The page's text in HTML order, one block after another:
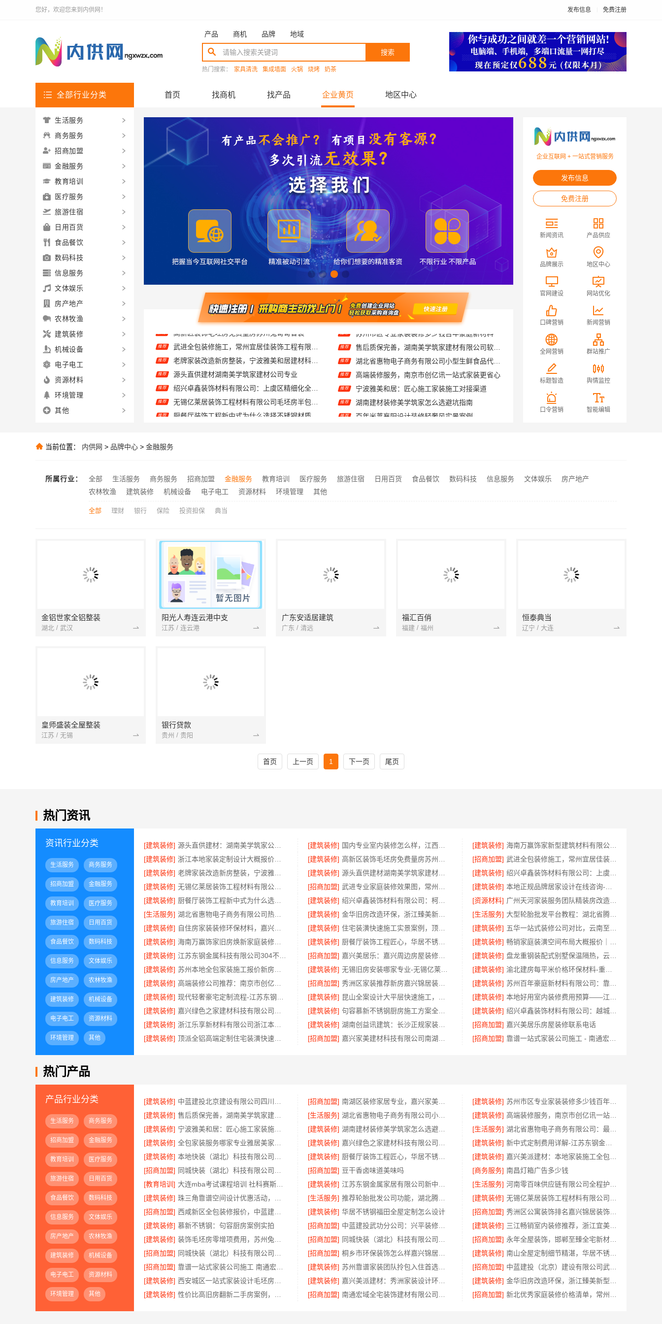
您好，欢迎您来到内供网！ 发布信息 免费注册
产品 商机 品牌 地域
搜索
热门搜索： 家具清洗 集成墙面 火锅 烧烤 奶茶
全部行业分类 首页 找商机 找产品 企业黄页 地区中心
推荐
推荐 老牌家装改造新房整装，宁波雅美和居建材科技有限公司
推荐 源头直供建材湖南美学筑家建材公司专业
推荐
推荐 无锡亿莱居装饰工程材料有限公司毛坯房半包报价
推荐 厨餐厅装饰工程新中式为什么选择不锈钢材质——江苏东钢金属家居
推荐
推荐 浙江本地家装定制设计大概报价，浙江乐享新材料有限公司闭口合同
推荐 高新区装饰毛坯房免费量房苏州兔哥哥智装
推荐
推荐 湖北省惠物电子商务有限公司小型生鲜食品代理商价格
推荐 高端装修服务，南京市创亿讯一站式家装更省心
推荐 宁波雅美和居：匠心施工家装施工对接渠道
推荐 湖南建材装修美学筑家怎么选避坑指南
推荐 百年米莱襄阳设计装修轻奢风实景案例
推荐 南湖区装修家居专业，嘉兴家美建材科技有限公司值得信赖
企业互联网 + 一站式营销服务
发布信息
免费注册
新闻资讯 产品供应
品牌展示 地区中心
官网建设 网站优化
口碑营销 新闻营销
全网营销 群站推广
标题智造 舆情监控
口令营销 智能编辑
生活服务
商务服务
招商加盟
金融服务
教育培训
医疗服务
旅游住宿
日用百货
食品餐饮
数码科技
信息服务
文体娱乐
房产地产
农林牧渔
建筑装修
机械设备
电子电工
资源材料
环境管理
其他
当前位置： 内供网 > 品牌中心 > 金融服务
所属行业： 全部 生活服务 商务服务 招商加盟 金融服务 教育培训 医疗服务 旅游住宿 日用百货 食品餐饮 数码科技 信息服务 文体娱乐
房产地产
农林牧渔
建筑装修 机械设备 电子电工 资源材料 环境管理 其他
全部 理财 银行 保险 投资担保 典当
金铝世家全铝整装
湖北 / 武汉
阳光人寿连云港中支
江苏 / 连云港
广东安适居建筑
广东 / 清远
福汇百俏
福建 / 福州
恒泰典当
辽宁 / 大连
皇师盛装全屋整装
江苏 / 无锡
银行贷款
贵州 / 贵阳
首页 上一页 1 下一页 尾页
热门资讯
资讯行业分类
生活服务 商务服务
招商加盟 金融服务
教育培训 医疗服务
旅游住宿 日用百货
食品餐饮 数码科技
信息服务 文体娱乐
房产地产 农林牧渔
建筑装修 机械设备
电子电工 资源材料
环境管理 其他
[建筑装修] [建筑装修] [建筑装修]
海南万赢饰家新型建筑材料有限公司直营管控，装修成本透明不踩坑
[建筑装修]
[建筑装修] [招商加盟]
武进全包装修施工，常州宜居佳装饰工程有限公司标准化管控
[建筑装修]
[建筑装修] [建筑装修]
[建筑装修]
[招商加盟] [建筑装修]
[建筑装修]
[建筑装修] [资源材料]
广州天河家装服务团队精装房改造，精匠饰家专业定制
[生活服务]
[建筑装修] [生活服务]
大型轮胎批发平台教程：湖北省腾冠畅实业贸易有限公司指南
[建筑装修]
[建筑装修] [建筑装修]
[建筑装修]
[建筑装修] [建筑装修]
[建筑装修]
[招商加盟] [建筑装修]
盘龙重钢装配式别墅保温隔热，云南晟构建筑建材有限公司打造
[建筑装修]
[建筑装修] [建筑装修]
渝北建房每平米价格环保材料-重庆御墅建筑材料有限公司
[建筑装修]
[招商加盟] [建筑装修]
[建筑装修]
[建筑装修] [建筑装修]
[建筑装修]
[建筑装修] [建筑装修]
绍兴卓鑫装饰材料有限公司：越城区个性化家装质量保障
[建筑装修]
[建筑装修] [招商加盟] 嘉兴美居乐房屋装修联系电话
[建筑装修]
[招商加盟] [招商加盟]
热门产品
产品行业分类
生活服务 商务服务
招商加盟 金融服务
教育培训 医疗服务
旅游住宿 日用百货
食品餐饮 数码科技
信息服务 文体娱乐
房产地产 农林牧渔
建筑装修 机械设备
电子电工 资源材料
环境管理 其他
[建筑装修] [招商加盟] [建筑装修]
苏州市区专业家装装修多少钱百年豪庭新材料
[建筑装修]
[生活服务] [建筑装修]
高端装修服务，南京市创亿讯一站式家装更省心
[建筑装修]
[建筑装修] [生活服务]
湖北省惠物电子商务有限公司：最新生鲜食品网站价格
[建筑装修]
[建筑装修] [建筑装修]
新中式定制费用详解-江苏东钢金属家居有限公司
[建筑装修]
[建筑装修] [建筑装修]
[招商加盟]
[招商加盟] 豆干香卤味道美味吗 [商务服务] 南昌灯箱广告多少钱
[教育培训]
[建筑装修] [生活服务]
[建筑装修]
[生活服务] [建筑装修]
[招商加盟]
[建筑装修] 华居不锈钢福田全屋定制怎么设计 [招商加盟]
秀洲区公寓装饰排名嘉兴锦居装饰材料有限公司
[建筑装修] 慕新不锈钢：句容厨房案例实拍 [招商加盟] [建筑装修]
三江畅销室内装修推荐，浙江宜美嘉装饰工程有限公司品质保证
[建筑装修]
[招商加盟] [招商加盟]
永年全屋装饰，邯郸至臻全宅新材料有限公司
[招商加盟]
[招商加盟] [建筑装修]
南山全屋定制细节精湛，华居不锈钢打造品质家居
[招商加盟]
[建筑装修] [招商加盟]
中蓝建投（北京）建设有限公司武功分公司兴平装修靠谱吗
[建筑装修]
[建筑装修] [建筑装修]
[建筑装修]
[招商加盟] [招商加盟]